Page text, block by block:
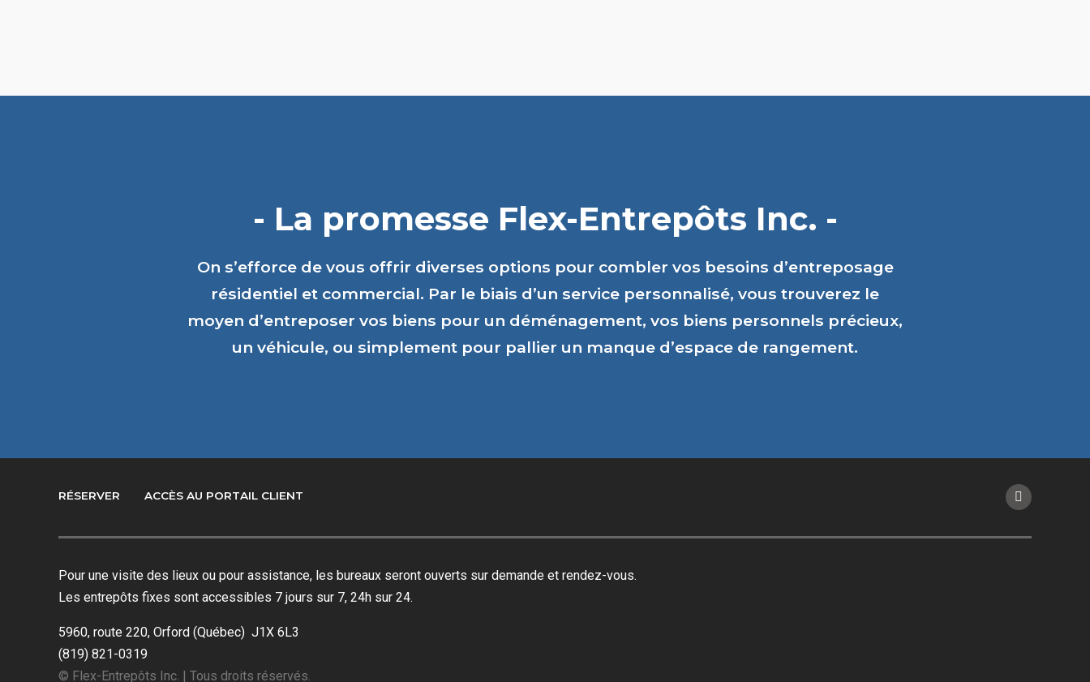
- La promesse Flex-Entrepôts Inc. -
On s’efforce de vous offrir diverses options pour combler vos besoins d’entreposage
résidentiel et commercial. Par le biais d’un service personnalisé, vous trouverez le
moyen d’entreposer vos biens pour un déménagement, vos biens personnels précieux,
un véhicule, ou simplement pour pallier un manque d’espace de rangement.
RÉSERVER ACCÈS AU PORTAIL CLIENT
Pour une visite des lieux ou pour assistance, les bureaux seront ouverts sur demande et rendez-vous.
Les entrepôts fixes sont accessibles 7 jours sur 7, 24h sur 24.
5960, route 220, Orford (Québec) J1X 6L3
(819) 821-0319
© Flex-Entrepôts Inc. | Tous droits réservés.